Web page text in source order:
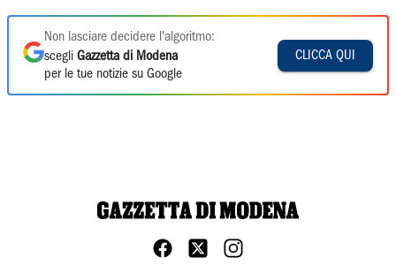
Non lasciare decidere l'algoritmo:
scegli Gazzetta di Modena
per le tue notizie su Google
CLICCA QUI